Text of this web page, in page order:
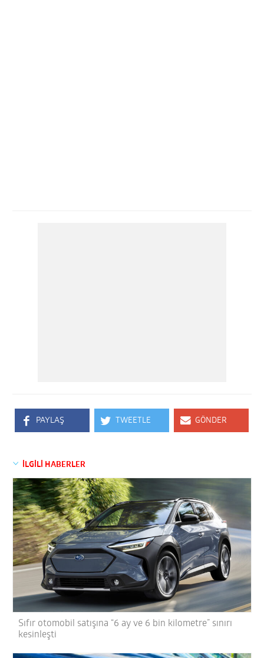
PAYLAŞ TWEETLE GÖNDER
İLGİLİ HABERLER
Sıfır otomobil satışına “6 ay ve 6 bin kilometre” sınırı
kesinleşti